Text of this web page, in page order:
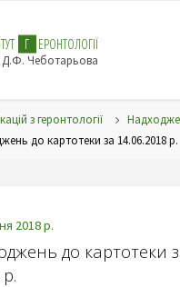
ТУТ Г ЕРОНТОЛОГІЇ
Д.Ф. Чеботарьова
з геронтології
до картотеки за 14.06.2018 р.
2018 р.
до картотеки